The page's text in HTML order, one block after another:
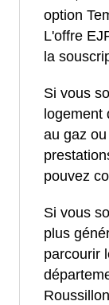
option
L'offre
la
Si vous
logement
au gaz
pouvez
Si vous
plus
parcourir